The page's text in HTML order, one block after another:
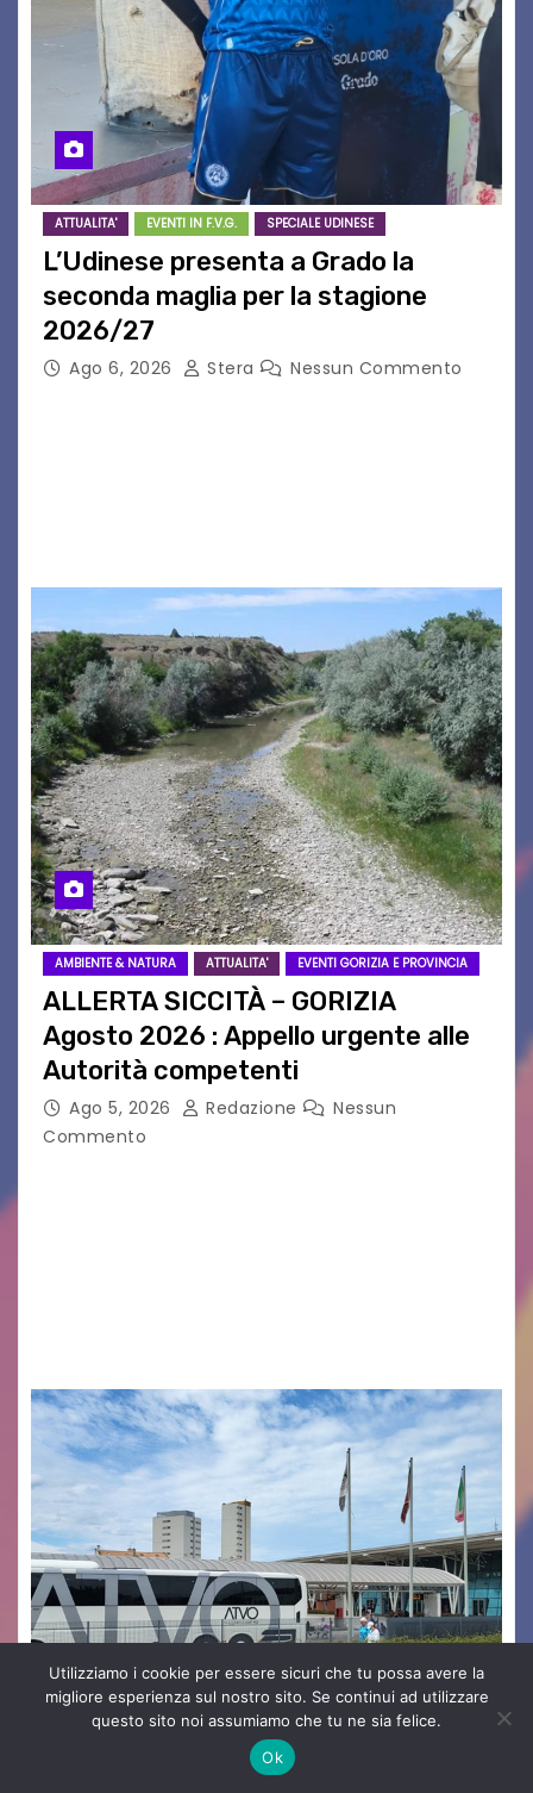
ATTUALITA' EVENTI IN F.V.G. SPECIALE UDINESE
L’Udinese presenta a Grado la
seconda maglia per la stagione
2026/27
Ago 6, 2026 Stera Nessun Commento
AMBIENTE & NATURA ATTUALITA' EVENTI GORIZIA E PROVINCIA
ALLERTA SICCITÀ – GORIZIA
Agosto 2026 : Appello urgente alle
Autorità competenti
Ago 5, 2026 Redazione
Nessun
Commento
EVENTI VENEZIA E PROVINCIA
Utilizziamo i cookie per essere sicuri che tu possa avere la
migliore esperienza sul nostro sito. Se continui ad utilizzare
questo sito noi assumiamo che tu ne sia felice.
Ok